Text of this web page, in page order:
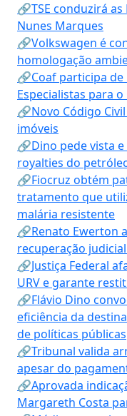
🔗TSE conduzirá
Nunes Marques
🔗Volkswagen é
homologação
🔗Coaf participa
Especialistas para
🔗Novo Código
imóveis
🔗Dino pede vista
royalties do
🔗Fiocruz obtém
tratamento que
malária resistente
🔗Renato Ewerton
recuperação
🔗Justiça Federal
URV e garante
🔗Flávio Dino
eficiência da
de políticas públicas
🔗Tribunal valida
apesar do
🔗Aprovada
Margareth Costa